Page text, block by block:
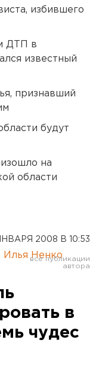
избившего
ДТП в
известный
признавший
будут
на
области
2008 В 10:53
Илья Ненко
в
чудес